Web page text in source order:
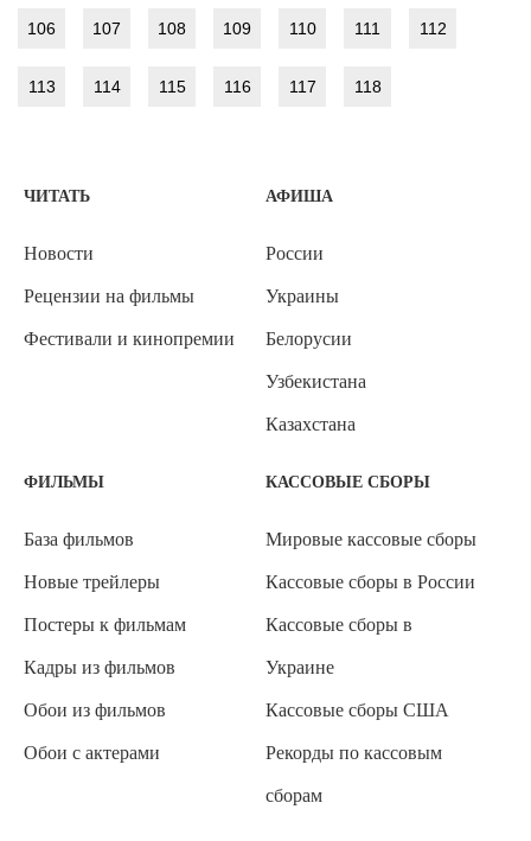
106 107 108 109 110 111 112
113 114 115 116 117 118
ЧИТАТЬ
Новости
Рецензии на фильмы
Фестивали и кинопремии
АФИША
России
Украины
Белорусии
Узбекистана
Казахстана
ФИЛЬМЫ
База фильмов
Новые трейлеры
Постеры к фильмам
Кадры из фильмов
Обои из фильмов
Обои с актерами
КАССОВЫЕ СБОРЫ
Мировые кассовые сборы
Кассовые сборы в России
Кассовые сборы в
Украине
Кассовые сборы США
Рекорды по кассовым
сборам